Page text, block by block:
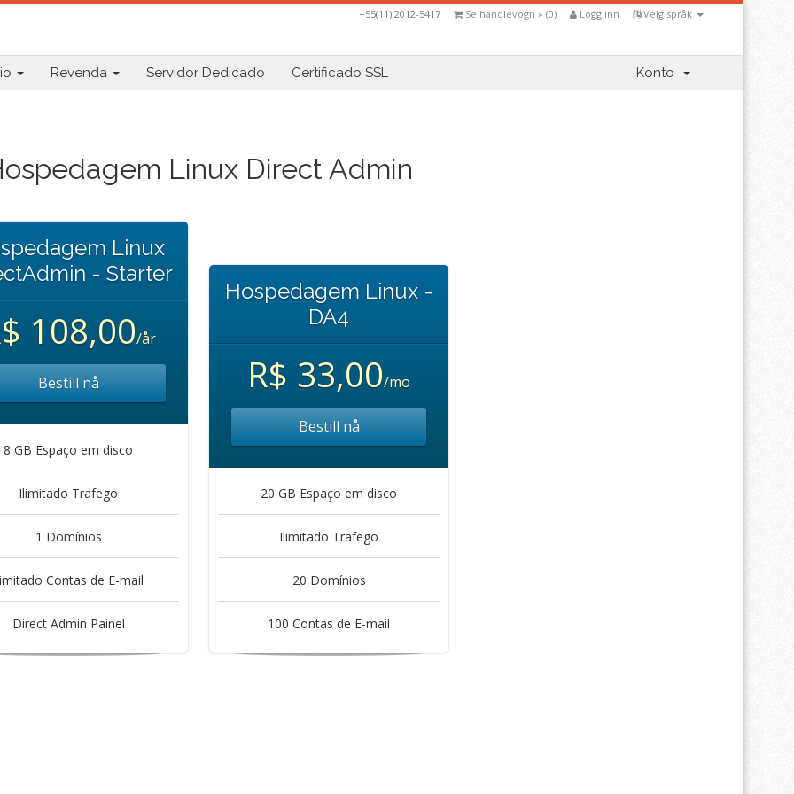
Velg språk
Logg inn
Se handlevogn » (0)
+55(11) 2012-5417
Revenda Servidor Dedicado Certificado SSL Konto
Linux Direct Admin
Linux
- Starter
108,00/år
Bestill nå
8 GB Espaço em disco
Ilimitado Trafego
1 Domínios
Contas de E-mail
Direct Admin Painel
Hospedagem Linux -
DA4
R$ 33,00/mo
Bestill nå
20 GB Espaço em disco
Ilimitado Trafego
20 Domínios
100 Contas de E-mail